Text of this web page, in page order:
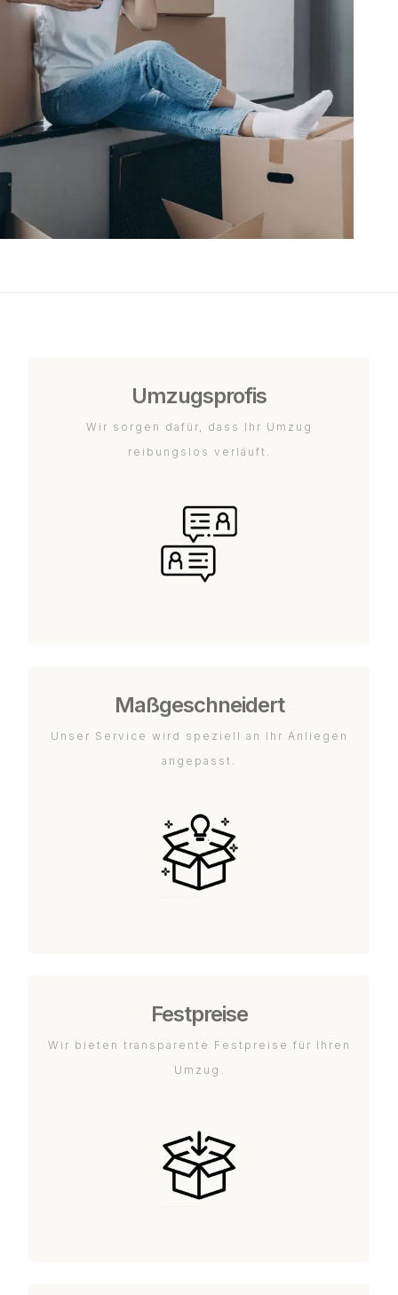
Umzugsprofis
Wir sorgen dafür, dass Ihr Umzug
reibungslos verläuft.
Maßgeschneidert
Unser Service wird speziell an Ihr Anliegen
angepasst.
Festpreise
Wir bieten transparente Festpreise für Ihren
Umzug.